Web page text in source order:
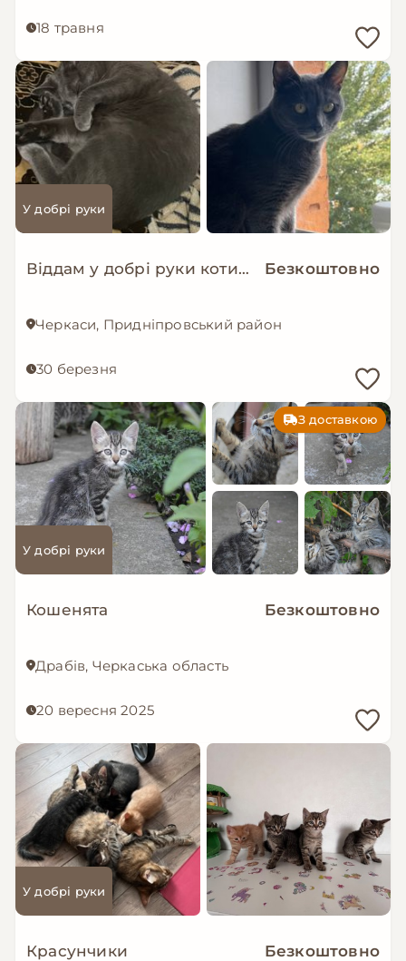
18 травня
У добрі руки
Віддам у добрі руки котика Безкоштовно
Черкаси, Придніпровський район
30 березня
З доставкою
У добрі руки
Кошенята Безкоштовно
Драбів, Черкаська область
20 вересня 2025
У добрі руки
Красунчики Безкоштовно